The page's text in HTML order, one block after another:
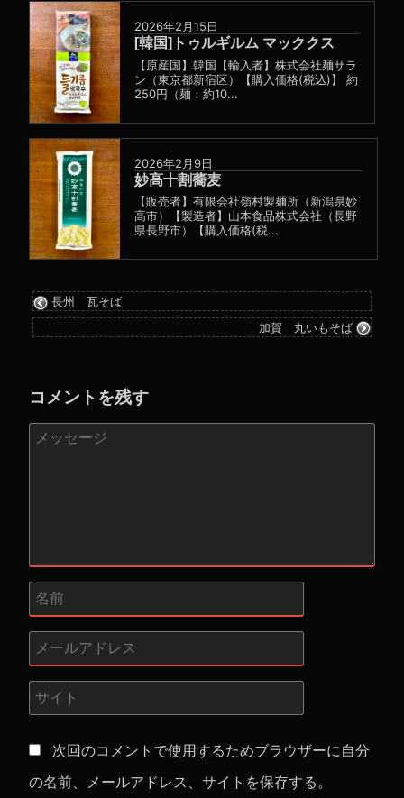
2026年2月15日
[韓国]トゥルギルム マッククス
【原産国】韓国【輸入者】株式会社麺サラ
ン（東京都新宿区）【購入価格(税込)】 約
250円（麺：約10...
2026年2月9日
妙高十割蕎麦
【販売者】有限会社嶺村製麺所（新潟県妙
高市）【製造者】山本食品株式会社（長野
県長野市）【購入価格(税...
長州 瓦そば
加賀 丸いもそば
コメントを残す
次回のコメントで使用するためブラウザーに自分
の名前、メールアドレス、サイトを保存する。